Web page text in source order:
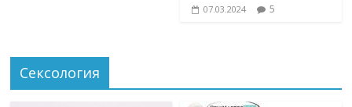
07.03.2024 5
Сексология